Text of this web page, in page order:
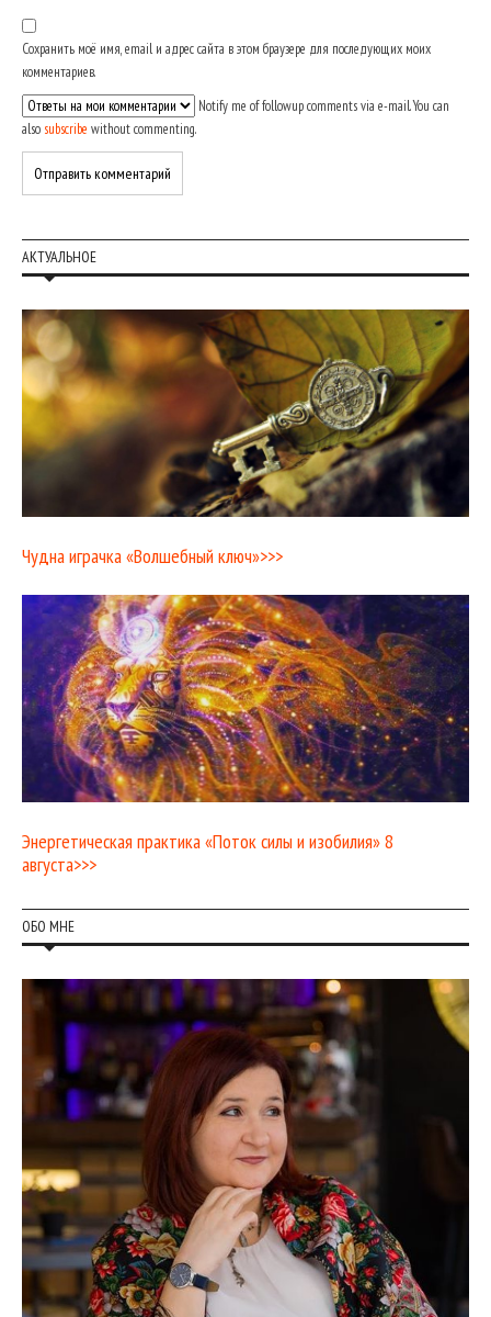
Сохранить моё имя, email и адрес сайта в этом браузере для последующих моих
комментариев.
Notify me of followup comments via e-mail. You can
also subscribe without commenting.
АКТУАЛЬНОЕ
Чудна играчка «Волшебный ключ»>>>
Энергетическая практика «Поток силы и изобилия» 8
августа>>>
ОБО МНЕ